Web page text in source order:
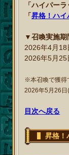
「ハイパー
「昇格！ハ
▼召喚実施期
2026年4月18
2026年5月
※本召喚で獲得
2026年5月26日
目次へ戻る
昇格！